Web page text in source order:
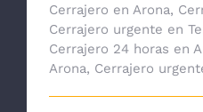
Cerrajero en Arona,
Cerrajero urgente en
Cerrajero 24 horas en
Arona, Cerrajero